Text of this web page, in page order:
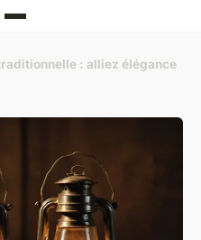
: alliez élégance